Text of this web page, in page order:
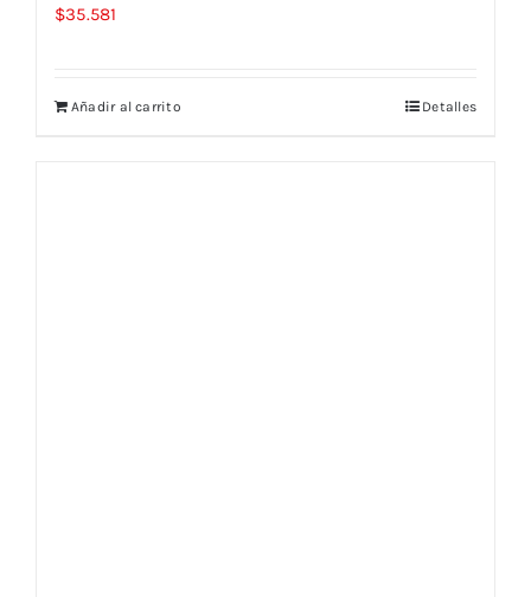
$35.581
Añadir al carrito Detalles